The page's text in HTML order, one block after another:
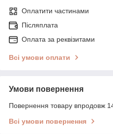
Оплатити частинами
Післяплата
Оплата за реквізитами
Всі умови оплати
Умови повернення
Повернення товару впродовж
Всі умови повернення